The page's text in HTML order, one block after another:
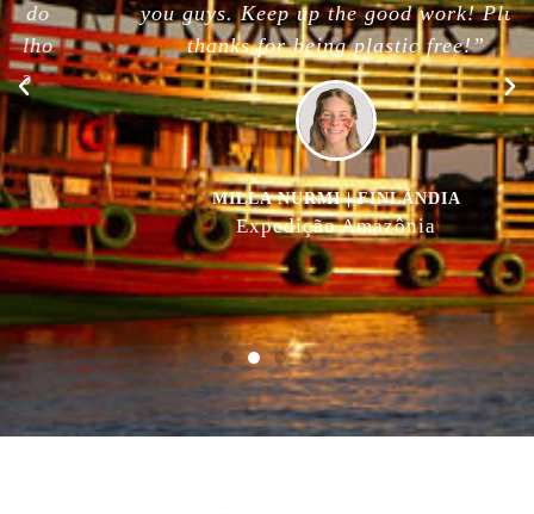
you guys. Keep up the good work! Plus,
thanks for being plastic free!”
MILLA NURMI | FINLÂNDIA
Expedição Amazônia